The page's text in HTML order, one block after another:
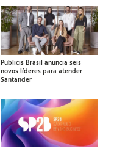
Publicis Brasil anuncia seis
novos líderes para atender
Santander